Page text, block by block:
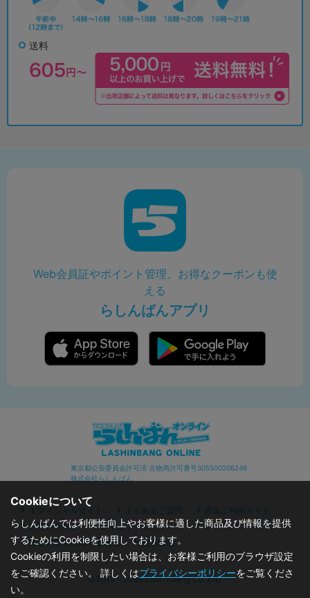
送料
Web会員証やポイント管理、お得なクーポンも使
える
らしんばんアプリ
東京都公安委員会許可済 古物商許可番号305500206246
株式会社らしんばん
オフィシャルサイト よくあるご質問
通販ご利用ガイド
お問い合わせ
セキュリティポリシー
プライバシーポリシー
特定商取引に関する表記
利用規約
©2019 - 2026 Lashinbang Co.,Ltd.
Cookieについて
らしんばんでは利便性向上やお客様に適した商品及び情報を提供
するためにCookieを使用しております。
Cookieの利用を制限したい場合は、お客様ご利用のブラウザ設定
をご確認ください。 詳しくはプライバシーポリシーをご覧くださ
い。